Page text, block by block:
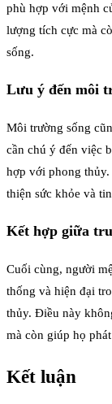
phù hợp với mệnh
lượng tích cực mà
sống.
Lưu ý đến môi
Môi trường sống
cần chú ý đến việc
hợp với phong thủy.
thiện sức khỏe và
Kết hợp giữa
Cuối cùng, người
thống và hiện đại
thủy. Điều này
mà còn giúp họ
Kết luận